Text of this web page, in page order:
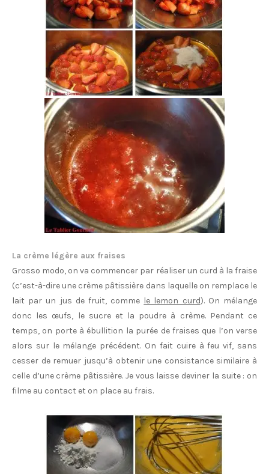
La crème légère aux fraises
Grosso modo, on va commencer par réaliser un curd à la fraise
(c’est-à-dire une crème pâtissière dans laquelle on remplace le
lait par un jus de fruit, comme le lemon curd). On mélange
donc les œufs, le sucre et la poudre à crème. Pendant ce
temps, on porte à ébullition la purée de fraises que l’on verse
alors sur le mélange précédent. On fait cuire à feu vif, sans
cesser de remuer jusqu’à obtenir une consistance similaire à
celle d’une crème pâtissière. Je vous laisse deviner la suite : on
filme au contact et on place au frais.